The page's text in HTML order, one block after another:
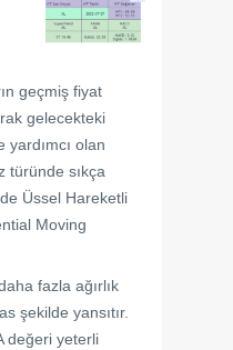
geçmiş fiyat
gelecekteki
yardımcı olan
türünde sıkça
Üssel Hareketli
Moving
fazla ağırlık
şekilde yansıtır.
değeri yeterli